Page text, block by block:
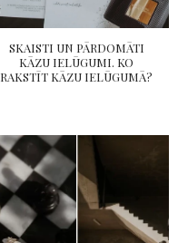
SKAISTI UN PĀRDOMĀTI
KĀZU IELŪGUMI. KO
RAKSTĪT KĀZU IELŪGUMĀ?